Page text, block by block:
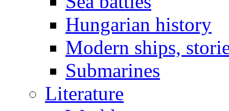
Hungarian history
Modern ships,
Submarines
Literature